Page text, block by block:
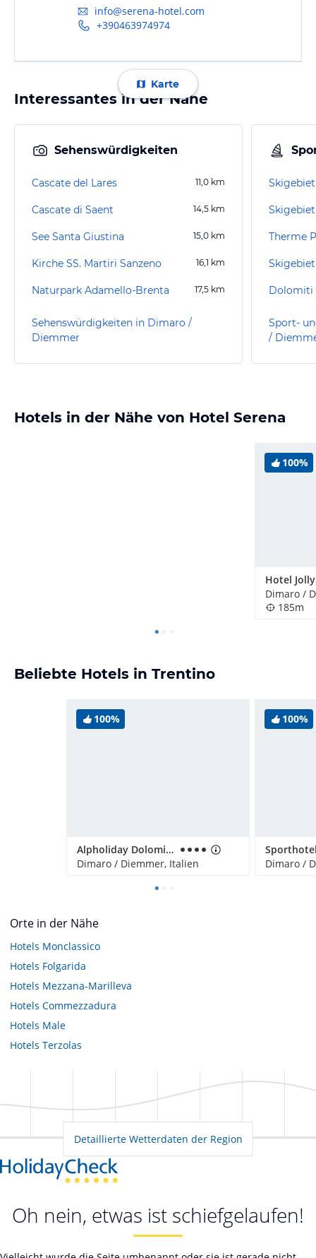
info@serena-hotel.com
+390463974974
Karte
Interessantes in der Nähe
Sehenswürdigkeiten
Cascate del Lares 11,0 km
Cascate di Saent 14,5 km
See Santa Giustina 15,0 km
Kirche SS. Martiri Sanzeno 16,1 km
Naturpark Adamello-Brenta 17,5 km
Sehenswürdigkeiten in Dimaro /
Diemmer
Therme
Dolomiti
Sport-
/
Hotels in der Nähe von Hotel Serena
100%
Dimaro /
185m
Beliebte Hotels in Trentino
100%
Alpholiday Dolomiti Wellness & Fun Hotel
Dimaro / Diemmer, Italien
100%
Dimaro /
Orte in der Nähe
Hotels Monclassico
Hotels Folgarida
Hotels Mezzana-Marilleva
Hotels Commezzadura
Hotels Male
Hotels Terzolas
Detaillierte Wetterdaten der Region
Oh nein, etwas ist schiefgelaufen!